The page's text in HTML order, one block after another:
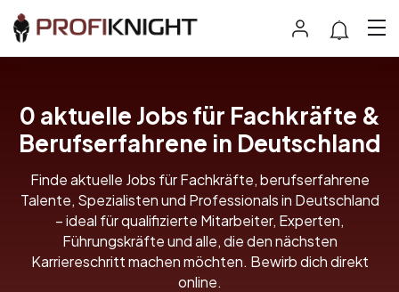
0 aktuelle Jobs für Fachkräfte &
Berufserfahrene in Deutschland
Finde aktuelle Jobs für Fachkräfte, berufserfahrene
Talente, Spezialisten und Professionals in Deutschland
– ideal für qualifizierte Mitarbeiter, Experten,
Führungskräfte und alle, die den nächsten
Karriereschritt machen möchten. Bewirb dich direkt
online.